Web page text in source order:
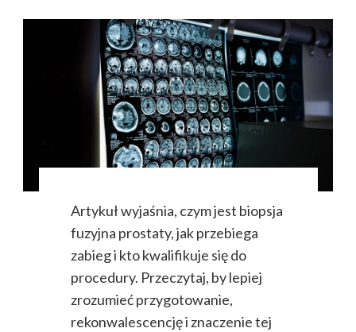
Artykuł wyjaśnia, czym jest biopsja
fuzyjna prostaty, jak przebiega
zabieg i kto kwalifikuje się do
procedury. Przeczytaj, by lepiej
zrozumieć przygotowanie,
rekonwalescencję i znaczenie tej